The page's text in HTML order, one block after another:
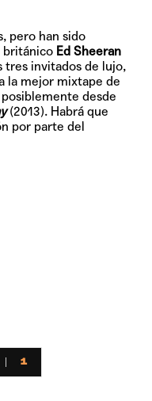
pero han sido
británico Ed Sheeran
tres invitados de lujo,
la mejor mixtape de
desde
(2013). Habrá que
por parte del
1